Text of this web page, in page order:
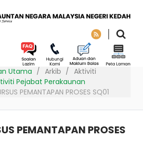
Utama Arkib
Aktiviti
Pejabat Perakaunan
PEMANTAPAN PROSES SQ01
PEMANTAPAN PROSES